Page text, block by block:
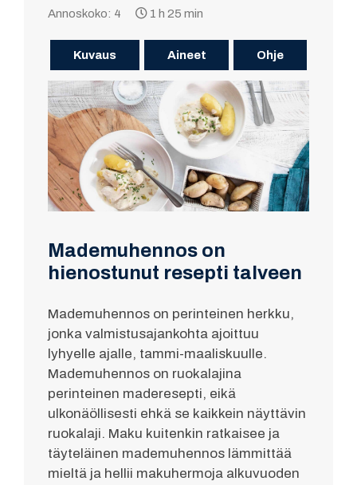
Annoskoko: 4 1 h 25 min
Kuvaus Aineet Ohje
Mademuhennos on
hienostunut resepti talveen
Mademuhennos on perinteinen herkku,
jonka valmistusajankohta ajoittuu
lyhyelle ajalle, tammi-maaliskuulle.
Mademuhennos on ruokalajina
perinteinen maderesepti, eikä
ulkonäöllisesti ehkä se kaikkein näyttävin
ruokalaji. Maku kuitenkin ratkaisee ja
täyteläinen mademuhennos lämmittää
mieltä ja hellii makuhermoja alkuvuoden